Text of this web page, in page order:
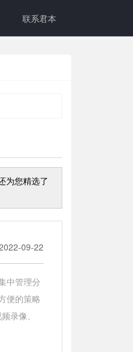
联系君本
为您精选了
09-22
中管理分
便的策略
录像、